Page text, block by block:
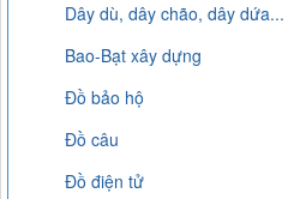
Dây dù, dây chão, dây dứa...
Bao-Bạt xây dựng
Đồ bảo hộ
Đồ câu
Đồ điện tử